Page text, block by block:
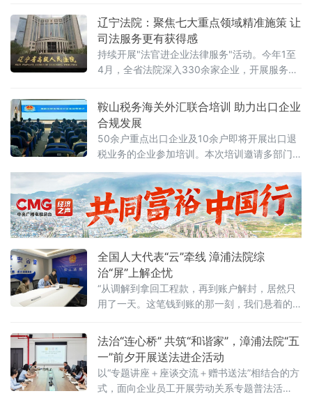
化，贴合食品制罐行业经
辽宁法院：聚焦七大重点领域精准施策 让
司法服务更有获得感
持续开展"法官进企业法律服务"活动。今年1至
4月，全省法院深入330余家企业，开展服务
密保护、劳动用工合规等方面的诉求313个，有
针对性地帮助企业防范风险、规范经营。据介
绍，开展"法官进企业法律
鞍山税务海关外汇联合培训 助力出口企业
合规发展
50余户重点出口企业及10余户即将开展出口退
税业务的企业参加培训。本次培训邀请多部门
操指导性。税务部门围绕2026年出口退税新政
核心变化与延续政策、申报及审核要点进行讲
解，推动新旧政
全国人大代表“云”牵线 漳浦法院综
治“屏”上解企忧
“从调解到拿回工程款，再到账户解封，居然只
用了一天。这笔钱到账的那一刻，我们悬着的
司负责人林某在拿到解除保全裁定书后，长舒
一口气。就在一天前，这家位于福建漳州古雷
港区的石化私企还深陷一场标的额2500万元的
建设工程施工合同纠纷——账户被保全，直接
影响公司商誉和正常经营。如今，纠纷化解、
法治“连心桥” 共筑“和谐家”，漳浦法院“五
一”前夕开展送法进企活动
以“专题讲座＋座谈交流＋赠书送法”相结合的方
式，面向企业员工开展劳动关系专题普法活